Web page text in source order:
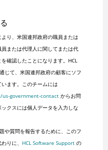
り、米国連邦政府の職員または
または代理人に関してまたは代
確認したことになります。HCL
じて、米国連邦政府の顧客にソフ
ます。このチームには
government-contactからお問
クスには個人データを入力しな
や質問を報告するために、このフ
りに、 HCL Software Supportの